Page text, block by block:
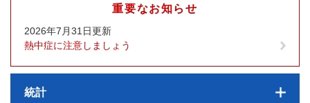
重要なお知らせ
2026年7月31日更新
熱中症に注意しましょう
統計